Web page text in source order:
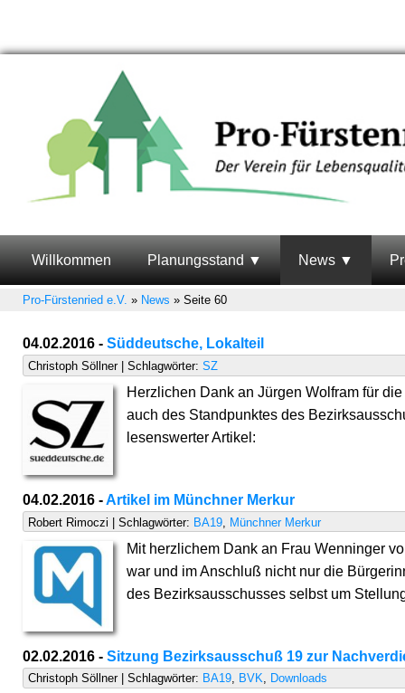
Willkommen Planungsstand News
Pro-Fürstenried e.V. » News » Seite 60
04.02.2016 - Süddeutsche, Lokalteil
Christoph Söllner | Schlagwörter:SZ
Herzlichen Dank an Jürgen Wolfram für
auch des Standpunktes des
lesenswerter Artikel:
04.02.2016 -Artikel im Münchner Merkur
Robert Rimoczi | Schlagwörter: BA19 Münchner Merkur
Mit herzlichem Dank an Frau Wenninger
war und im Anschluß nicht nur die
des Bezirksausschusses selbst um
02.02.2016 - Sitzung Bezirksausschuß 19 zur
Christoph Söllner | Schlagwörter: BA19, BVK, Downloads